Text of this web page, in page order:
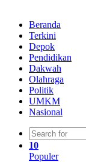
Beranda
Terkini
Depok
Pendidikan
Dakwah
Olahraga
Politik
UMKM
Nasional
10
Populer